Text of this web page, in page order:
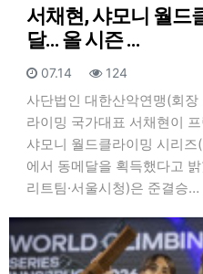
서채현, 샤모니 월드
달… 올 시즌 …
등록일
07.14 조회
124
사단법인 대한산악연맹(회
라이밍 국가대표 서채현이
샤모니 월드클라이밍 시리즈
에서 동메달을 획득했다고
리트팀·서울시청)은 준결승…